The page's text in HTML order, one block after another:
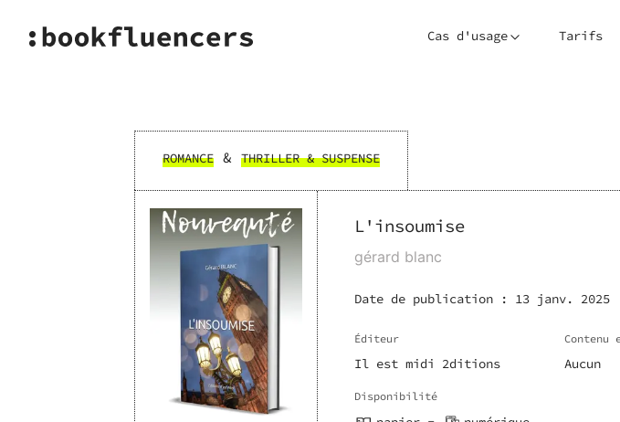
Cas d'usage Tarifs
ROMANCE & THRILLER & SUSPENSE
L'insoumise
gérard blanc
Date de publication : 13 janv. 2025
Éditeur
Il est midi 2ditions Aucun
Disponibilité